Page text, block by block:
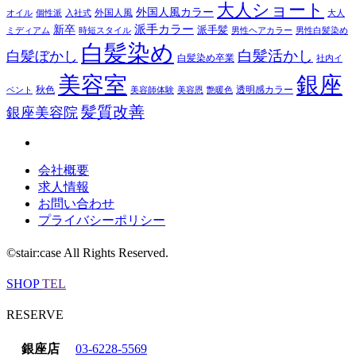
オイル 個性派 入社式 外国人風 外国人風カラー 大人ショート
大人
ミディアム 新卒 時短スタイル 派手カラー 派手髪 男性ヘアカラー 男性白髪染め
白髪ぼかし 白髪染め 白髪染め卒業 白髪活かし 社内イ
ベント 秋色 美容室 美容師体験 美容恩 艶暖色 透明感カラー 銀座
銀座美容院 髪質改善
会社概要
求人情報
お問い合わせ
プライバシーポリシー
©stair:case All Rights Reserved.
SHOPTEL
RESERVE
銀座店 03-6228-5569